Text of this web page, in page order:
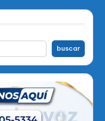
buscar